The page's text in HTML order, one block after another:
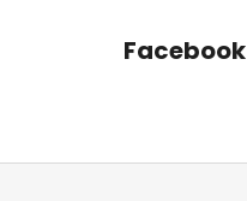
Facebook
Z